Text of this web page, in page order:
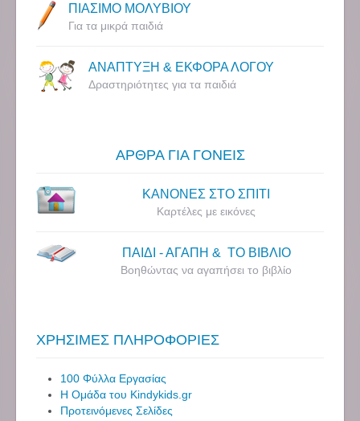
ΠΙΑΣΙΜΟ ΜΟΛΥΒΙΟΥ
Για τα μικρά παιδιά
ΑΝΑΠΤΥΞΗ & ΕΚΦΟΡΑ ΛΟΓΟΥ
Δραστηριότητες για τα παιδιά
ΑΡΘΡΑ ΓΙΑ ΓΟΝΕΙΣ
ΚΑΝΟΝΕΣ ΣΤΟ ΣΠΙΤΙ
Καρτέλες με εικόνες
ΠΑΙΔΙ - ΑΓΑΠΗ & ΤΟ ΒΙΒΛΙΟ
Βοηθώντας να αγαπήσει το βιβλίο
ΧΡΗΣΙΜΕΣ ΠΛΗΡΟΦΟΡΙΕΣ
100 Φύλλα Εργασίας
Η Ομάδα του Kindykids.gr
Προτεινόμενες Σελίδες